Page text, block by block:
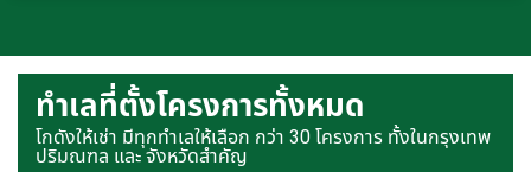
ทำเลที่ตั้งโครงการทั้งหมด
โกดังให้เช่า มีทุกทำเลให้เลือก กว่า 30 โครงการ ทั้งในกรุงเทพ
ปริมณฑล และ จังหวัดสำคัญ